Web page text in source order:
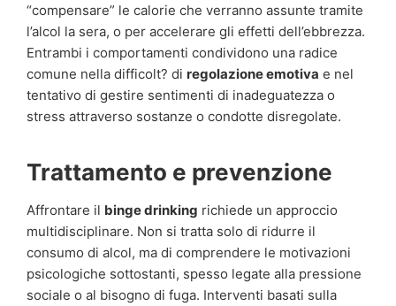
“compensare” le calorie che verranno assunte tramite
l’alcol la sera, o per accelerare gli effetti dell’ebbrezza.
Entrambi i comportamenti condividono una radice
comune nella difficolt? di regolazione emotiva e nel
tentativo di gestire sentimenti di inadeguatezza o
stress attraverso sostanze o condotte disregolate.
Trattamento e prevenzione
Affrontare il binge drinking richiede un approccio
multidisciplinare. Non si tratta solo di ridurre il
consumo di alcol, ma di comprendere le motivazioni
psicologiche sottostanti, spesso legate alla pressione
sociale o al bisogno di fuga. Interventi basati sulla